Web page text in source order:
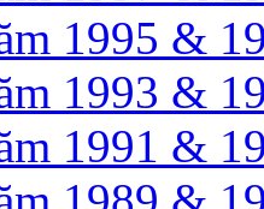
1995 &
1993 &
1991 &